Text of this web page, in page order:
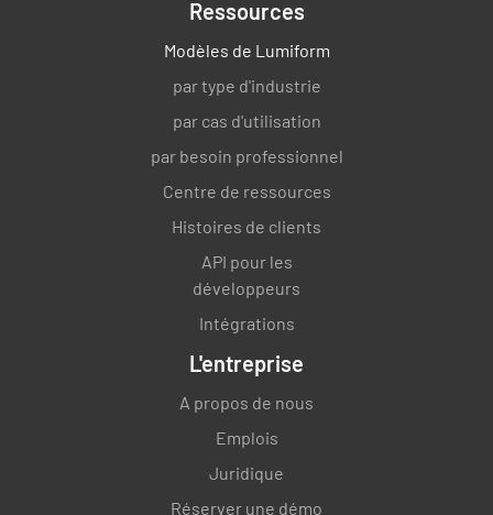
Ressources
Modèles de Lumiform
par type d'industrie
par cas d'utilisation
par besoin professionnel
Centre de ressources
Histoires de clients
API pour les
développeurs
Intégrations
L'entreprise
A propos de nous
Emplois
Juridique
Réserver une démo